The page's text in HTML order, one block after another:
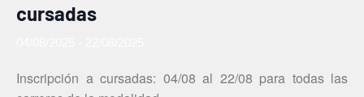
cursadas
Inscripción a cursadas: 04/08 al 22/08 para todas las